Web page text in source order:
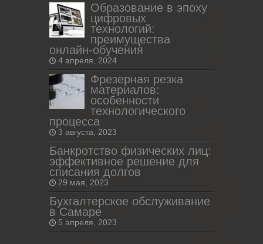
Образование в эпоху
цифровых
технологий:
преимущества
онлайн-обучения
4 апреля, 2024
Фрезерная резка
материалов:
особенности
технологического
процесса
3 августа, 2023
Банкротство физических лиц:
эффективное решение для
списания долгов
29 мая, 2023
Бухгалтерское обслуживание
в Самаре
5 апреля, 2023